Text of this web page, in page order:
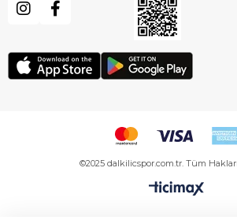
©2025 dalkilicspor.com.tr. Tüm Hakları